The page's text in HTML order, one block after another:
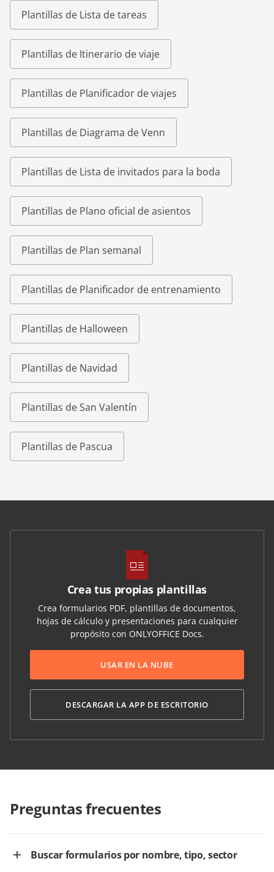
Plantillas de Lista de tareas
Plantillas de Itinerario de viaje
Plantillas de Planificador de viajes
Plantillas de Diagrama de Venn
Plantillas de Lista de invitados para la boda
Plantillas de Plano oficial de asientos
Plantillas de Plan semanal
Plantillas de Planificador de entrenamiento
Plantillas de Halloween
Plantillas de Navidad
Plantillas de San Valentín
Plantillas de Pascua
Crea tus propias plantillas
Crea formularios PDF, plantillas de documentos,
hojas de cálculo y presentaciones para cualquier
propósito con ONLYOFFICE Docs.
USAR EN LA NUBE
DESCARGAR LA APP DE ESCRITORIO
Preguntas frecuentes
Buscar formularios por nombre, tipo, sector